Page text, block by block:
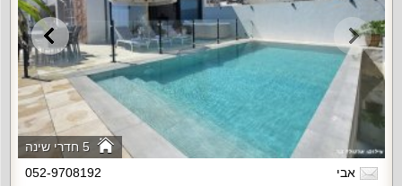
5 חדרי שינה
אבי
052-9708192